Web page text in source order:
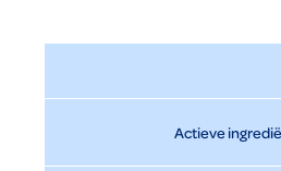
Actieve